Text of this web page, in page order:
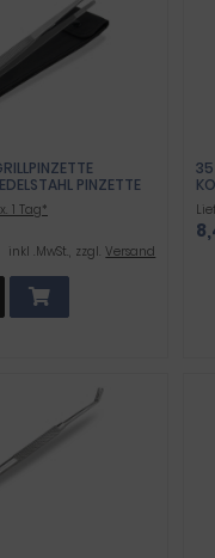
PINZETTE
GERADE
WÜRSTCHEN
1 Tag*
inkl .MwSt., zzgl.Versand
35